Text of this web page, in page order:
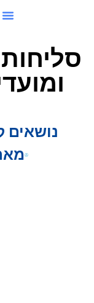
נושאים
מאת: